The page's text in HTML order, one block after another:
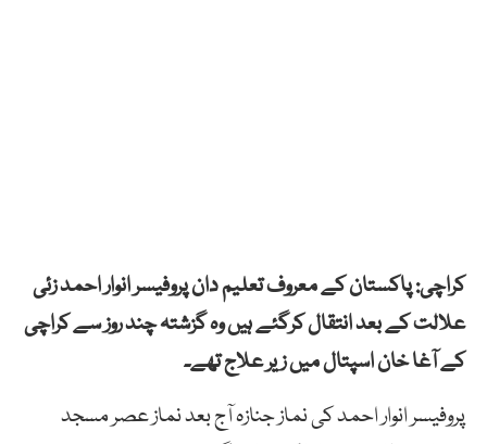
کراچی: پاکستان کے معروف تعلیم دان پروفیسر انوار احمد زئی
علالت کے بعد انتقال کرگئے ہیں وہ گزشتہ چند روز سے کراچی
کے آغا خان اسپتال میں زیر علاج تھے۔
پروفیسر انوار احمد کی نماز جنازہ آج بعد نماز عصر مسجد